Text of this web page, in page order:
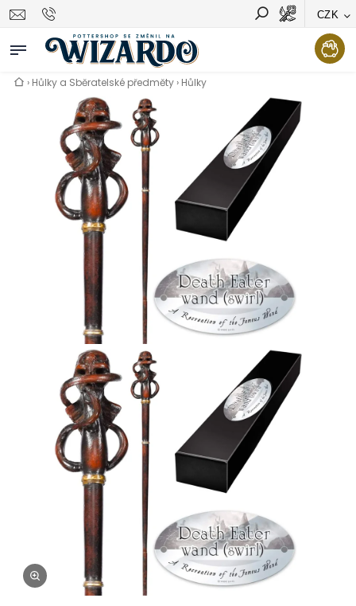
CZK
Vyhledávání Hledat
› Hůlky a Sběratelské předměty › Hůlky